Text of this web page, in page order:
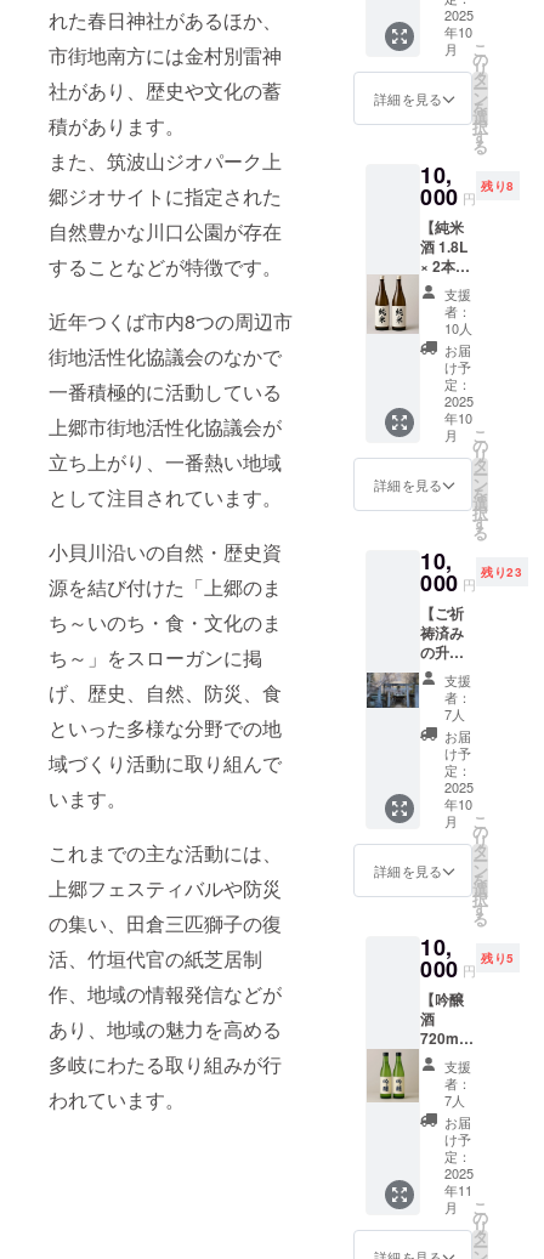
れた春日神社があるほか、
市街地南方には金村別雷神
社があり、歴史や文化の蓄
積があります。
また、筑波山ジオパーク上
郷ジオサイトに指定された
自然豊かな川口公園が存在
することなどが特徴です。
近年つくば市内8つの周辺市
街地活性化協議会のなかで
一番積極的に活動している
上郷市街地活性化協議会が
立ち上がり、一番熱い地域
として注目されています。
小貝川沿いの自然・歴史資
源を結び付けた「上郷のま
ち～いのち・食・文化のま
ち～」をスローガンに掲
げ、歴史、自然、防災、食
といった多様な分野での地
域づくり活動に取り組んで
います。
これまでの主な活動には、
上郷フェスティバルや防災
の集い、田倉三匹獅子の復
活、竹垣代官の紙芝居制
作、地域の情報発信などが
あり、地域の魅力を高める
多岐にわたる取り組みが行
われています。
最初は後継
に反対して
いた父に認
めてもらい
たい一心
の資格を取
公に「人様
に教えてい
い」と認め
られてから
が一人前だ
と考える僕
は、3年後に
受験資格を
得て日本酒
学講師も取
得しまし
そして今も
勉強と実践
の日々で
◆ 好きなも
のは…やっ
酒」
お酒が好き
です。
気の合う仲
家でじっく
り、やがて
巣立つ子ど
もたちと
ゆっくり話
をしながら
飲むのも、
どちらも大
切な時間で
す。
に仕込
まれた
「生み
そ」で
す。 加
い“生”
だから
こその
香り高
さと深
い旨み
が特
徴。 味
噌汁は
もちろ
ん、野
菜や肉
に合わ
せて料
理の幅
りま
す。
2kg入り
ぷりサ
イズを2
袋セッ
トでお
届け。
塚田屋
ストア
五代
目・塚
本光司
が自信
を持っ
ておす
すめす
る味噌
ひご家
庭でご
い。 ■
名称：
味噌 ■
内容
量：2kg
リター
ンの発
送時に
新たに
仕入れ
お届け
いたし
ます。
「原材
料及び
み比べ
をお楽
しみく
ださい
有効期
日まで
1回限り
有効 実
際にご
来店い
ただけ
る方向
けのリ
ターン
となっ
ており
ます。
「原材
料及び
添加物
等の食
品表示
ルに表
記され
ます。
商品開
封前に
は必ず
お届け
のリ
ターン
に貼付
された
ラベル
や注意
書きを
ご確認
い。」
「※未成
法律で
禁止さ
れてい
ます。
お申し
込みは
20歳以
上の方
に限ら
せてい
ただき
す。」
セット
引換券
×1枚】
お客様
ご自身
でセレ
クトし
フト
ビール
を気軽
に楽し
める飲
み比べ
セッ
ト。 そ
の時期
選りす
ぐりの
クラフ
トビー
ル2種の
飲み比
べをお
楽しみ
限
2025年
12月末
日まで1
回限り
有効 実
際にご
来店い
ただけ
る方向
けのリ
ターン
となっ
ており
ます。
「原材
料及び
はお届
け商品
のラベ
ルに表
記され
ます。
商品開
封前に
は必ず
お届け
のリ
ターン
に貼付
された
ラベル
2025
年10
月
詳細を見る
こ
の
リ
タ
ー
ン
を
選
択
す
る
10,
000 円
残り8
【純米
酒 1.8L
× 2本
セット
（解説
き）】
唎酒師
の資格
を持つ
塚本光
司が厳
選した
味わい
深い純
米酒を2
け。晩
酌にも
贈答に
もぴっ
たりの
贅沢
セット
です。
各酒に
解説付
きで、
日本酒
の魅力
を深掘
りでき
ます。
「原材
品表示
はお届
け商品
のラベ
ルに表
記され
ます。
商品開
封前に
は必ず
お届け
のリ
ターン
に貼付
された
ラベル
支援
者：
10人
お届
け予
定：
2025
年10
月
詳細を見る
こ
の
リ
タ
ー
ン
を
選
択
す
る
10,
000 円
残り23
【ご祈
祷済み
の升（1
個）＋
吟醸酒
720ml 1
本セッ
ト】 地
元・つ
くば市
上郷に
鎮座す
る金村
別雷神
社（か
なむら
かづち
じん
じゃ）
。 上郷
の守り
神とし
て地域
に深く
信仰さ
れてい
るこの
神社
で、今
回のプ
ロジェ
クトの
成功
支援
者：
7人
お届
け予
定：
2025
年10
月
詳細を見る
こ
の
リ
タ
ー
ン
を
選
択
す
る
10,
000 円
残り5
【吟醸
酒
720ml ×
2本セッ
ト（解
説付
き）】
好評に
つき追
加しま
した お
届けは
11月に
なりま
支援
者：
7人
お届
け予
定：
2025
年11
月
こ
の
リ
タ
ー